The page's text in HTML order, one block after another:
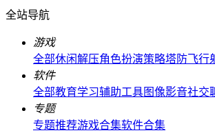
全站导航
游戏
全部休闲解压角色扮演策略塔防飞行
软件
全部教育学习辅助工具图像影音社交
专题
专题推荐游戏合集软件合集